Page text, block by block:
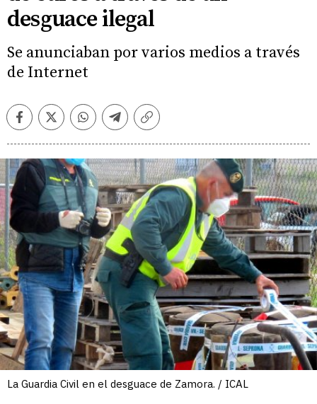
desguace ilegal
Se anunciaban por varios medios a través
de Internet
FacebookTwitterWhatsappTelegramCopiar
La Guardia Civil en el desguace de Zamora. / ICAL